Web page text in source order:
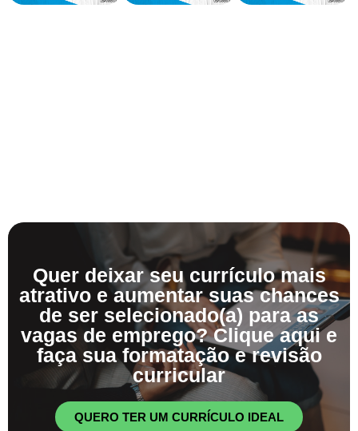
Quer deixar seu currículo mais
atrativo e aumentar suas chances
de ser selecionado(a) para as
vagas de emprego? Clique aqui e
faça sua formatação e revisão
curricular
QUERO TER UM CURRÍCULO IDEAL